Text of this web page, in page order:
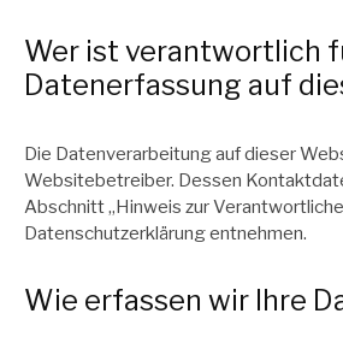
Wer ist verantwortlich
Datenerfassung auf
Die Datenverarbeitung auf dieser
Websitebetreiber. Dessen
Abschnitt „Hinweis zur
Datenschutzerklärung entnehmen.
Wie erfassen wir Ihre